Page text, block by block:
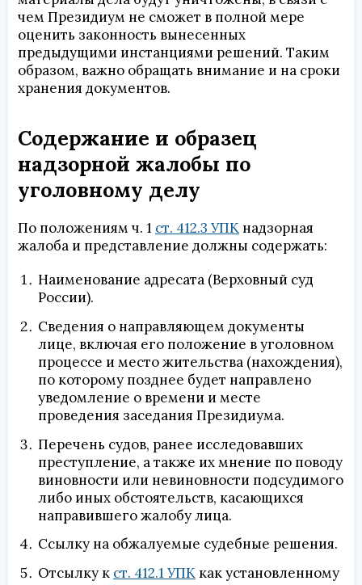
чем Президиум не сможет в полной мере
оценить законность вынесенных
предыдущими инстанциями решений. Таким
образом, важно обращать внимание и на сроки
хранения документов.
Содержание и образец
надзорной жалобы по
уголовному делу
По положениям ч. 1 ст. 412.3 УПК надзорная
жалоба и представление должны содержать:
Наименование адресата (Верховный суд
России).
Сведения о направляющем документы
лице, включая его положение в уголовном
процессе и место жительства (нахождения),
по которому позднее будет направлено
уведомление о времени и месте
проведения заседания Президиума.
Перечень судов, ранее исследовавших
преступление, а также их мнение по поводу
виновности или невиновности подсудимого
либо иных обстоятельств, касающихся
направившего жалобу лица.
Ссылку на обжалуемые судебные решения.
Отсылку к ст. 412.1 УПК как установленному